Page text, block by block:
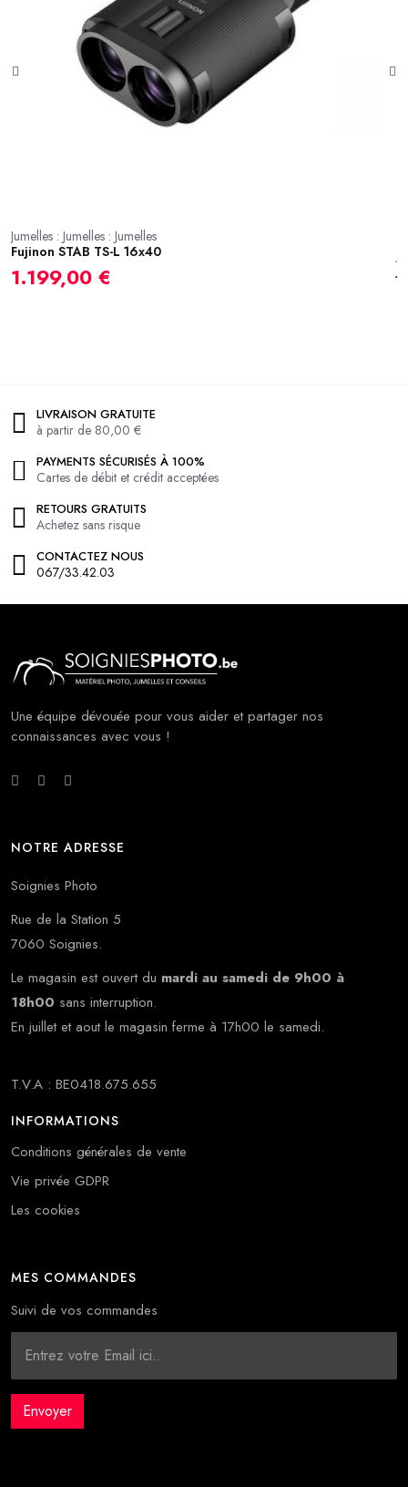
Jumelles : Jumelles : Jumelles
Fujinon STAB TS-L 16x40
1.199,00 €
LIVRAISON GRATUITE
à partir de 80,00 €
PAYMENTS SÉCURISÉS À 100%
Cartes de débit et crédit acceptées
RETOURS GRATUITS
Achetez sans risque
CONTACTEZ NOUS
067/33.42.03
Une équipe dévouée pour vous aider et partager nos
connaissances avec vous !
NOTRE ADRESSE
Soignies Photo
Rue de la Station 5
7060 Soignies.
Le magasin est ouvert du mardi au samedi de 9h00 à
18h00 sans interruption.
En juillet et aout le magasin ferme à 17h00 le samedi.
T.V.A : BE0418.675.655
INFORMATIONS
Conditions générales de vente
Vie privée GDPR
Les cookies
MES COMMANDES
Suivi de vos commandes